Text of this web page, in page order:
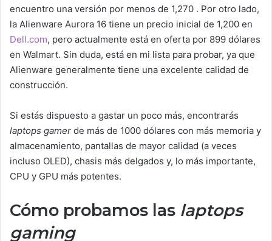
encuentro una versión por menos de 1,270 . Por otro lado,
la Alienware Aurora 16 tiene un precio inicial de 1,200 en
Dell.com, pero actualmente está en oferta por 899 dólares
en Walmart. Sin duda, está en mi lista para probar, ya que
Alienware generalmente tiene una excelente calidad de
construcción.
Si estás dispuesto a gastar un poco más, encontrarás
laptops gamer de más de 1000 dólares con más memoria y
almacenamiento, pantallas de mayor calidad (a veces
incluso OLED), chasis más delgados y, lo más importante,
CPU y GPU más potentes.
Cómo probamos las laptops
gaming